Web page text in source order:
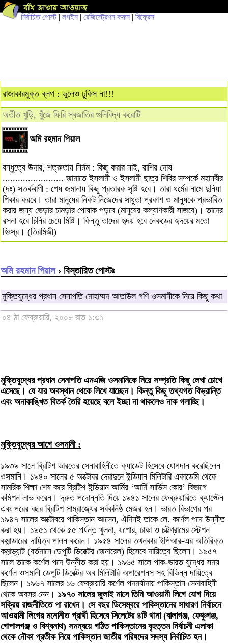
নির্বাচিত পোস্ট| লগইন | রেজিস্ট্রেশন করুন | রিফ্রেস
রাজাকারমুক্ত ব্লগ : ভুলেও ঢুকিস না!!!
অতীত খুড়ি, খুঁজে ফিরি স্বজাতির গুলিবিদ্ধ করোটি
অমি রহমান পিয়াল
বন্ধুত্বে উদার, শত্রুতায় নির্মম : কিছু করার নাই, রাশির দোষ
........................ জামাতে ইসলামী ও ইসলামী ছাত্র শিবির সম্পর্কে মহানবীর
(দঃ) সতর্কবাণী : শেষ জমানায় কিছু প্রতারক সৃষ্টি হবে। তারা ধর্মের নামে দুনিয়া
শিকার করবে। তারা মানুষের নিকট নিজেদের সাধুতা প্রকাশ ও মানুষকে প্রভাবিত
করার জন্য ভেড়ার চামড়ার পোষাক পড়বে (মানুষের কল্যাণকারী সাজবে)। তাদের
রসনা হবে চিনির চেয়ে মিষ্টি। কিন্তু তাদের হৃদয় হবে নেকড়ের হৃদয়ের মতো
হিংস্র। (তিরমিজী)
অমি রহমান পিয়াল› বিস্তারিত পোস্টঃ
মুক্তিযুদ্ধের প্রধান সেনাপতি মোহাম্মদ আতাউল গণি ওসমানীকে নিয়ে কিছু কথা
০৪ ঠা ফেব্রুয়ারি, ২০০৮ রাত ১:৩১
মুক্তিযুদ্ধের প্রধান সেনাপতি এমএজি ওসমানিকে নিয়ে সম্প্রতি কিছু লেখা চোখে
এসেছে। যে যার অবস্থান থেকে লিখে যাচ্ছেন। কিন্তু কিছু তথ্যগত বিভ্রান্তি
এবং অনাকাঙ্খিত বিতর্ক তৈরি হয়েছে বলে ইচ্ছা না থাকলেও নাক গলাচ্ছি।
মুক্তিযুদ্ধের আগে ওসমানী :
১৯৩৯ সালে ব্রিটিশ ভারতের সেনাবাহিনীতে ক্যাডেট হিসেবে যোগদান করেছিলেন
ওসমানি। ১৯৪০ সালের ৫ অক্টোবর দেরাদুনে ইন্ডিয়ান মিলিটারি একাডেমি থেকে
সামরিক শিক্ষা শেষ করে ব্রিটিশ ইন্ডিয়ান আর্মির ‘আর্মি সার্ভিস কোর’ বিভাগে
কমিশন লাভ করেন। দ্রুত পদোন্নতি দিয়ে ১৯৪১ সালের ফেব্রুয়ারিতে ক্যাপ্টেন
এবং পরের বছর ব্রিটিশ সাম্রাজ্যের সর্বকনিষ্ঠ মেজর হন। ভারত বিভাগের পর
১৯৪৭ সালের অক্টোবরে পাকিস্তান আসেন, ঐদিনই তাকে লে. কর্ণেল পদে উন্নীত
করা হয়। ১৯৫১ থেকে ৫৫ পর্যন্ত খুলনা, যশোর, ঢাকা ও চট্টগ্রামের স্টেশন
কমান্ডারের দায়িত্ব পালন করেন। ১৯৫৪ সালের তখনকার ইপিআর-এর অতিরিক্ত
কমান্ড্যান্ট (বর্তমানে ডেপুটি ডিরেক্টর জেনারেল) হিসেবে দায়িত্বে ছিলেন। ১৯৫৭
সালে তাকে কর্ণেল পদে উন্নীত করা হয়। ১৯৬৫ সালে পাক-ভারত যুদ্ধের সময়
কর্ণেল ওসমানী ডেপুটি ডিরেক্টর অব মিলিটারি অপারেশনস সহ বিভিন্ন দায়িত্বে
ছিলেন। ১৯৬৭ সালের ১৬ ফেব্রুয়ারি কর্ণেল পদমর্যাদায় পাকিস্তান সেনাবাহিনী
থেকে অবসর নেন। ১৯৭০ সালের জুলাই মাসে তিনি আওয়ামী লিগে যোগ দিয়ে
সক্রিয় রাজনীতিতে পা রাখেন। সে বছর ডিসেম্বরে পাকিস্তানের সাধারণ নির্বাচনে
আওয়ামী লিগের মনোনীত প্রার্থী হিসেবে সিলেটের ৪টি থানা (বালাগঞ্জ, ফেঞ্চুগঞ্জ,
গোপালগঞ্জ ও বিশ্বনাথ) সমন্বয়ে গঠিত পাকিস্তানের বৃহত্তম নির্বাচনী এলাকা
থেকে নৌকা প্রতীক নিয়ে পাকিস্তান জাতীয় পরিষদের সদস্য নির্বাচিত হন।